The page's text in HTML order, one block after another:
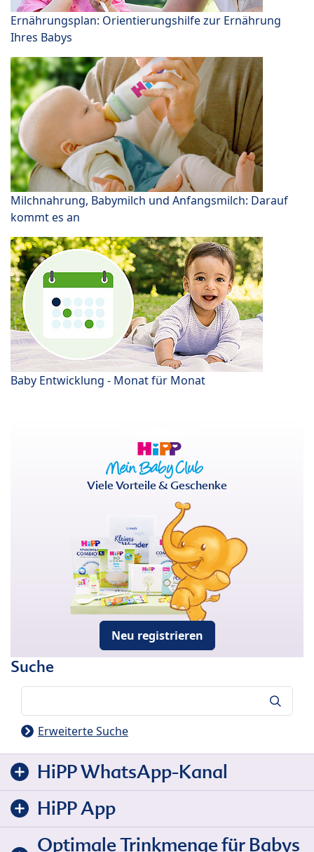
Ernährungsplan: Orientierungshilfe zur Ernährung
Ihres Babys
Milchnahrung, Babymilch und Anfangsmilch: Darauf
kommt es an
Baby Entwicklung - Monat für Monat
Viele Vorteile & Geschenke
Neu registrieren
Suche
Erweiterte Suche
HiPP WhatsApp-Kanal
HiPP App
Optimale Trinkmenge für Babys